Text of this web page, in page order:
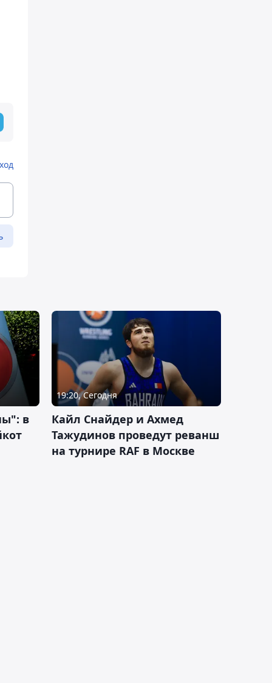
в
19:20, Сегодня
Кайл Снайдер и Ахмед
Тажудинов проведут реванш
на турнире RAF в Москве